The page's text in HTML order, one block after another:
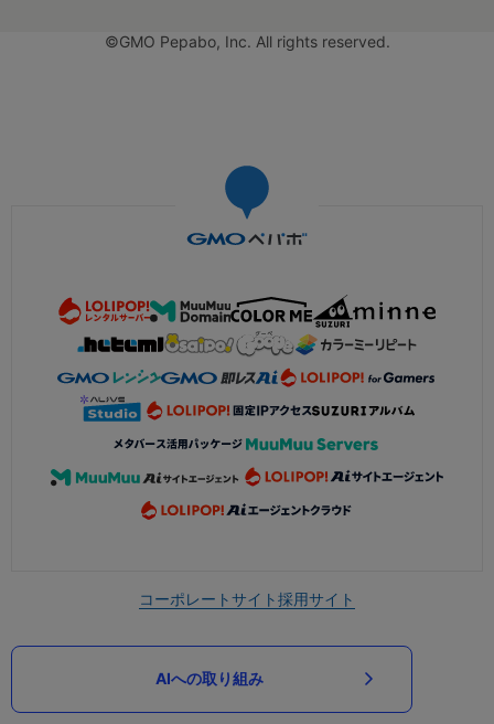
©GMO Pepabo, Inc. All rights reserved.
コーポレートサイト採用サイト
AIへの取り組み